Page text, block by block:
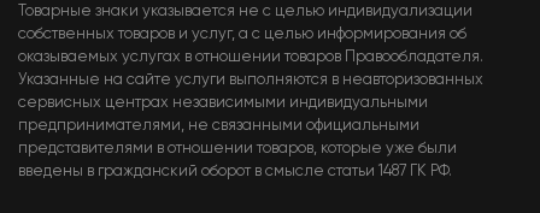
Товарные знаки указывается не с целью индивидуализации
собственных товаров и услуг, а с целью информирования об
оказываемых услугах в отношении товаров Правообладателя.
Указанные на сайте услуги выполняются в неавторизованных
сервисных центрах независимыми индивидуальными
предпринимателями, не связанными официальными
представителями в отношении товаров, которые уже были
введены в гражданский оборот в смысле статьи 1487 ГК РФ.